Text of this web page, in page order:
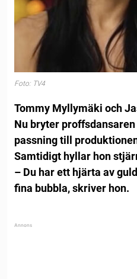
Foto: TV4
Tommy Myllymäki och
Nu bryter
passning till
Samtidigt hyllar hon
– Du har ett hjärta av
fina bubbla, skriver hon.